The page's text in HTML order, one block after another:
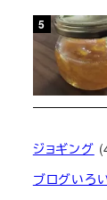
ジョギング
ブログいろ